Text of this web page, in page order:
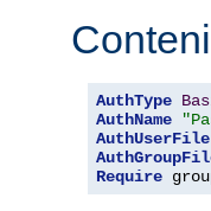
AuthType
AuthName
AuthUserFile
Require